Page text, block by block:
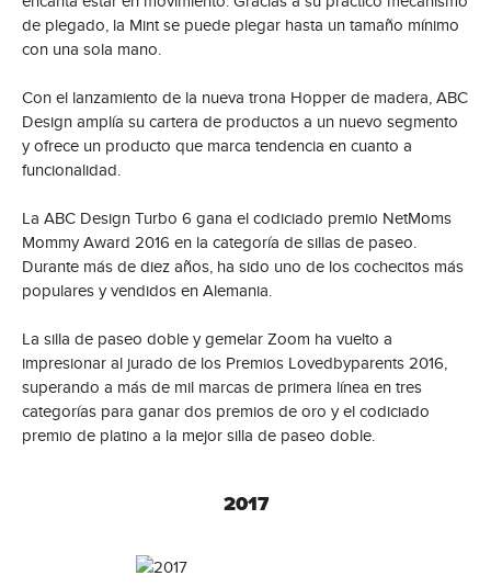
de plegado, la Mint se puede plegar hasta un tamaño mínimo
con una sola mano.
Con el lanzamiento de la nueva trona Hopper de madera, ABC
Design amplía su cartera de productos a un nuevo segmento
y ofrece un producto que marca tendencia en cuanto a
funcionalidad.
La ABC Design Turbo 6 gana el codiciado premio NetMoms
Mommy Award 2016 en la categoría de sillas de paseo.
Durante más de diez años, ha sido uno de los cochecitos más
populares y vendidos en Alemania.
La silla de paseo doble y gemelar Zoom ha vuelto a
impresionar al jurado de los Premios Lovedbyparents 2016,
superando a más de mil marcas de primera línea en tres
categorías para ganar dos premios de oro y el codiciado
premio de platino a la mejor silla de paseo doble.
2017